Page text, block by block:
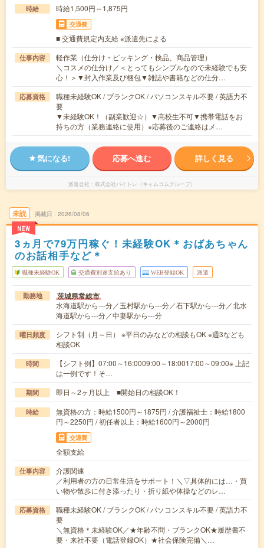
時給 時給1,500円～1,875円
交通費
■ 交通費規定内支給 ※派遣先による
仕事内容
軽作業（仕分け・ピッキング・検品、商品管理）
＼コスメの仕分け／＜とってもシンプルなので未経験でも安
心！＞▼封入作業及び梱包▼雑誌や書籍などの仕分…
応募資格
職種未経験OK / ブランクOK / パソコンスキル不要 / 英語力不
要
▼未経験OK！（副業歓迎☆）▼高校生不可▼携帯電話をお
持ちの方（業務連絡に使用）※応募後のご連絡はメ…
気になる! 応募へ進む 詳しく見る
派遣会社 株式会社バイトレ（キャムコムグループ）
未読
NEW
掲載日 2026/08/06
3ヵ月で79万円稼ぐ！未経験OK＊おばあちゃん
のお話相手など＊
職種未経験OK 交通費別途支給あり WEB登録OK 派遣
勤務地 茨城県常総市
水海道駅から---分／玉村駅から---分／石下駅から---分／北水
海道駅から---分／中妻駅から---分
曜日頻度
シフト制（月～日） ※平日のみなどの相談もOK ※週3なども
相談OK
時間
【シフト例】07:00～16:0009:00～18:0017:00～09:00※ 上記
は一例です！そ…
期間 即日～2ヶ月以上 ■開始日の相談OK！
時給
無資格の方：時給1500円～1875円 / 介護福祉士：時給1800
円～2250円 / 初任者以上：時給1600円～2000円
交通費
全額支給
仕事内容
介護関連
／利用者の方の日常生活をサポート！＼▽具体的には…・買
い物や散歩に付き添ったり・折り紙や体操などのレ…
応募資格
職種未経験OK / ブランクOK / パソコンスキル不要 / 英語力不
要
＼無資格＊未経験OK／★年齢不問・ブランクOK★履歴書不
要・来社不要（電話登録OK）★社会保険完備＼…